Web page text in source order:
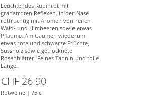
Leuchtendes Rubinrot mit
granatroten Reflexen. In der Nase
rotfruchtig mit Aromen von reifen
Wald- und Himbeeren sowie etwas
Pflaume. Am Gaumen wiederum
etwas rote und schwarze Früchte,
Süssholz sowie getrocknete
Rosenblätter. Feines Tannin und tolle
Länge.
CHF 26.90
Rotweine | 75 cl